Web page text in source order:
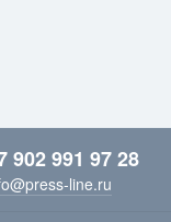
902 991 97 28
line.ru